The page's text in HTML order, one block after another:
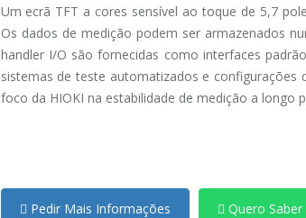
Um ecrã TFT a cores sensível ao toque de 5,7
Os dados de medição podem ser armazenados
handler I/O são fornecidas como interfaces
sistemas de teste automatizados e configurações
foco da HIOKI na estabilidade de medição a longo
Pedir Mais Informações Quero Saber